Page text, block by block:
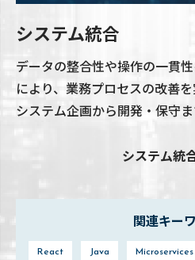
システム統合
データの整合性や操作の一貫
により、業務プロセスの改善を
システム企画から開発・保守ま
システム統
関連キー
React Java Microservices